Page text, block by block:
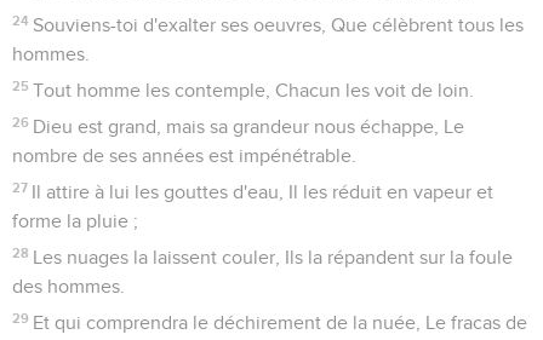
24 Souviens-toi d'exalter ses oeuvres, Que célèbrent tous les
hommes.
25 Tout homme les contemple, Chacun les voit de loin.
26 Dieu est grand, mais sa grandeur nous échappe, Le
nombre de ses années est impénétrable.
27 Il attire à lui les gouttes d'eau, Il les réduit en vapeur et
forme la pluie ;
28 Les nuages la laissent couler, Ils la répandent sur la foule
des hommes.
29 Et qui comprendra le déchirement de la nuée, Le fracas de